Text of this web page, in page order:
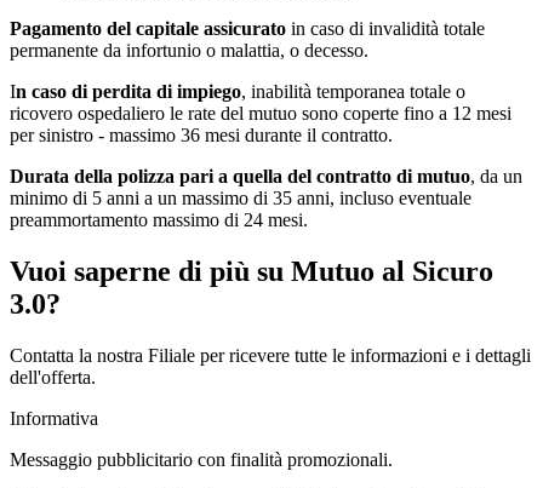
Pagamento del capitale assicurato in caso di invalidità totale
permanente da infortunio o malattia, o decesso.
In caso di perdita di impiego, inabilità temporanea totale o
ricovero ospedaliero le rate del mutuo sono coperte fino a 12 mesi
per sinistro - massimo 36 mesi durante il contratto.
Durata della polizza pari a quella del contratto di mutuo, da un
minimo di 5 anni a un massimo di 35 anni, incluso eventuale
preammortamento massimo di 24 mesi.
Vuoi saperne di più su Mutuo al Sicuro
3.0?
Contatta la nostra Filiale per ricevere tutte le informazioni e i dettagli
dell'offerta.
Informativa
Messaggio pubblicitario con finalità promozionali.